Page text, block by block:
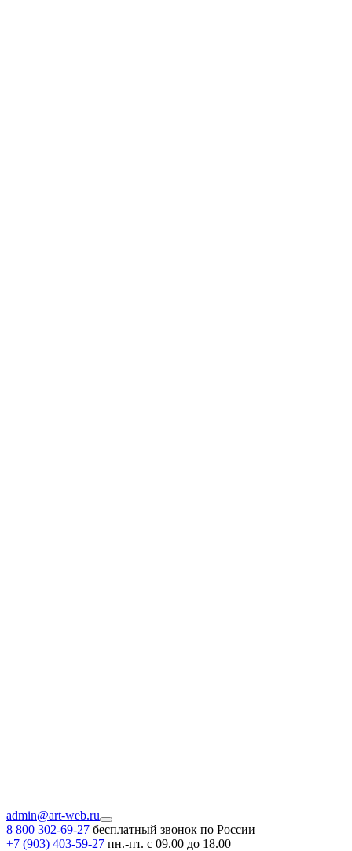
admin@art-web.ru
8 800 302-69-27 бесплатный звонок по России
+7 (903) 403-59-27 пн.-пт. с 09.00 до 18.00